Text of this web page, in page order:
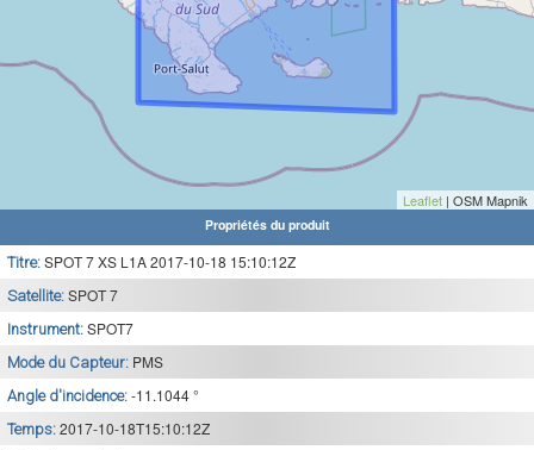
Leaflet | OSM Mapnik
Propriétés du produit
Titre: SPOT 7 XS L1A 2017-10-18 15:10:12Z
Satellite: SPOT 7
Instrument: SPOT7
Mode du Capteur: PMS
Angle d'incidence: -11.1044 °
Temps: 2017-10-18T15:10:12Z